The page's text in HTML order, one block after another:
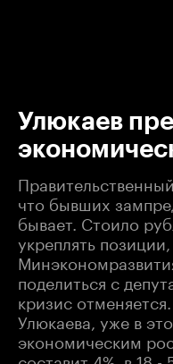
Улюкаев
что бывших
бывает. Стоило
укреплять позиции,
поделиться с
кризис
Улюкаева, уже в
экономическим